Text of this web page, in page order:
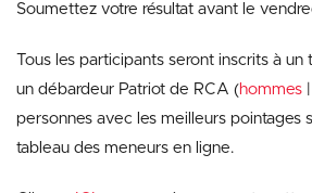
Soumettez votre résultat avant le
Tous les participants seront inscrits à
un débardeur Patriot de RCA (hommes
personnes avec les meilleurs pointages
tableau des meneurs en ligne.